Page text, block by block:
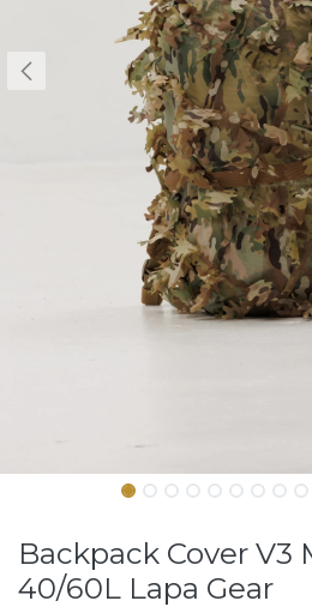
Backpack Cover V3
40/60L Lapa Gear